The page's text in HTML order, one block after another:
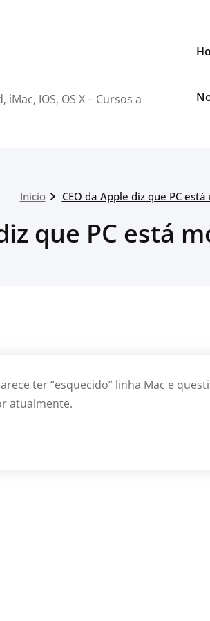
IOS, OS X – Cursos a
Início CEO da Apple diz que PC
que PC está
ter “esquecido” linha Mac e
atualmente.